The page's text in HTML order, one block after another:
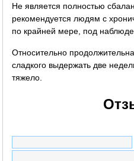
Не является полностью
рекомендуется людям с
по крайней мере, под
Относительно
сладкого выдержать две
тяжело.